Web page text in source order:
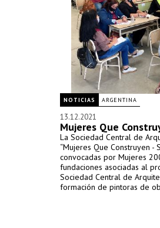
NOTICIAS ARGENTINA
13.12.2021
Mujeres Que
La Sociedad Central de
“Mujeres Que Construyen -
convocadas por Mujeres
fundaciones asociadas al
Sociedad Central de
formación de pintoras de